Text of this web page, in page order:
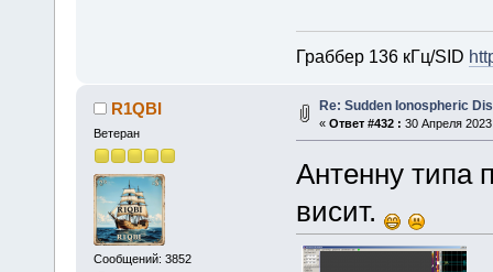
Граббер 136 кГц/SID
R1QBI
Ветеран
Сообщений: 3852
Re: Sudden Ionospheric
« Ответ #432 : 30 Апреля
Антенну типа
висит.